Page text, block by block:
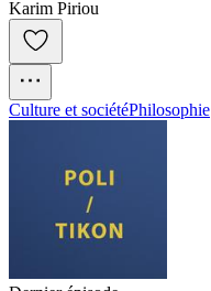
Karim Piriou
Culture et sociétéPhilosophie